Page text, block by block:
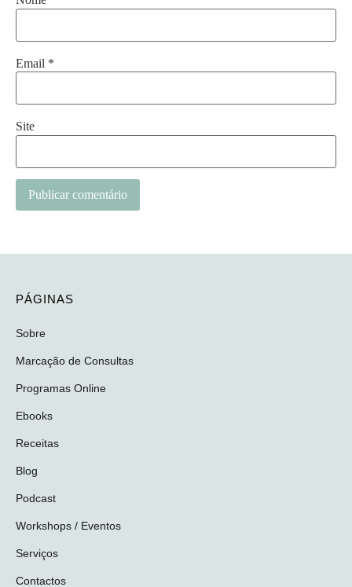
Email *
Site
PÁGINAS
Sobre
Marcação de Consultas
Programas Online
Ebooks
Receitas
Blog
Podcast
Workshops / Eventos
Serviços
Contactos